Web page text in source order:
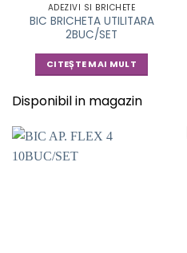
ADEZIVI SI BRICHETE
BIC BRICHETA UTILITARA
2BUC/SET
CITEȘTE MAI MULT
Disponibil in magazin